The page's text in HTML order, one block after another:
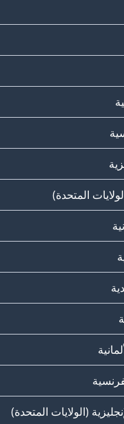
المتحدة)
(الولايات المتحدة)